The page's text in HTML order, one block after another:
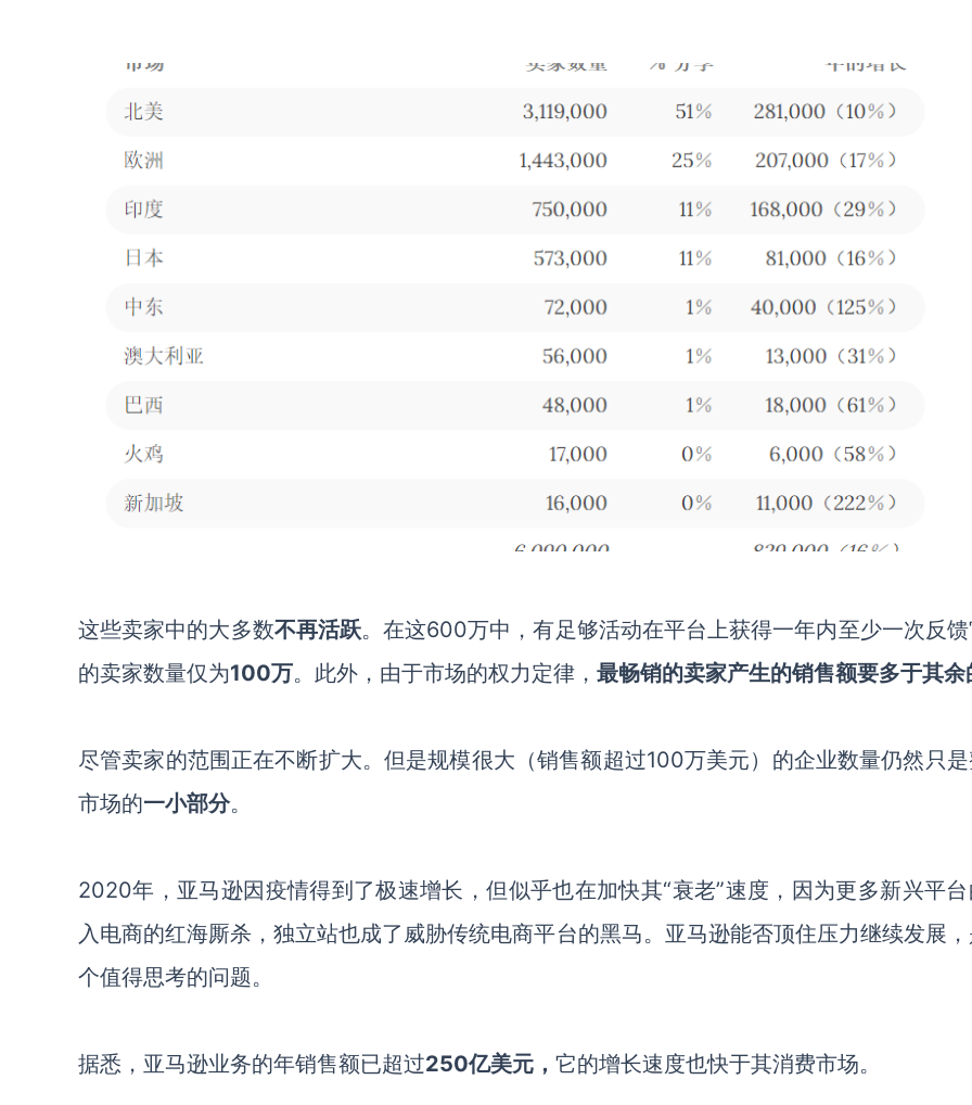
这些卖家中的大多数不再活跃。在这600万中，有足够活动在平台上获得一年内至少一次反
的卖家数量仅为100万。此外，由于市场的权力定律， 最畅销的卖家产生的销售额要多于其余
尽管卖家的范围正在不断扩大。但是规模很大（销售额超过100万美元）的企业数量仍然只
市场的一小部分。
2020年，亚马逊因疫情得到了极速增长，但似乎也在加快其“衰老”速度，因为更多新兴平
入电商的红海厮杀，独立站也成了威胁传统电商平台的黑马。亚马逊能否顶住压力继续发展
个值得思考的问题。
据悉， 亚马逊业务的年销售额已超过250亿美元 ， 它的增长速度也快于其消费市场。